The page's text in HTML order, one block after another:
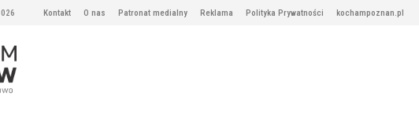
Kontakt O nas Patronat medialny Reklama Polityka Prywatności kochampoznan.pl